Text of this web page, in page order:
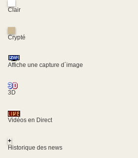
Clair
Crypté
Affiche une capture d´image
3D
Vidéos en Direct
+
Historique des news